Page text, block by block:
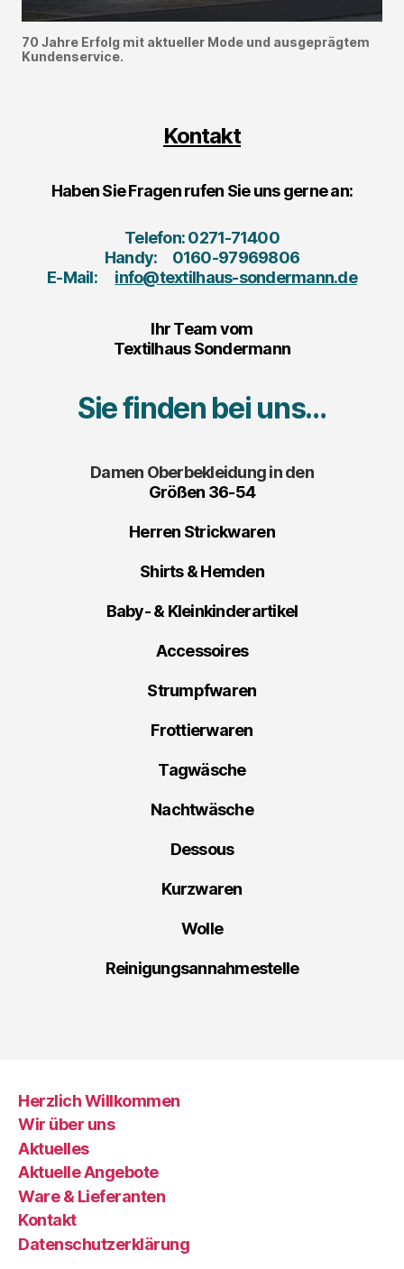
70 Jahre Erfolg mit aktueller Mode und ausgeprägtem
Kundenservice.
Kontakt
Haben Sie Fragen rufen Sie uns gerne an:
Telefon: 0271-71400
Handy: 0160-97969806
E-Mail: info@textilhaus-sondermann.de
Ihr Team vom
Textilhaus Sondermann
Sie finden bei uns…
Damen Oberbekleidung in den
Größen 36-54
Herren Strickwaren
Shirts & Hemden
Baby- & Kleinkinderartikel
Accessoires
Strumpfwaren
Frottierwaren
Tagwäsche
Nachtwäsche
Dessous
Kurzwaren
Wolle
Reinigungsannahmestelle
Herzlich Willkommen
Wir über uns
Aktuelles
Aktuelle Angebote
Ware & Lieferanten
Kontakt
Datenschutzerklärung